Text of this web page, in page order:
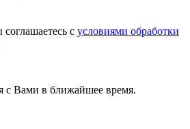
с условиями обработки
с Вами в ближайшее время.